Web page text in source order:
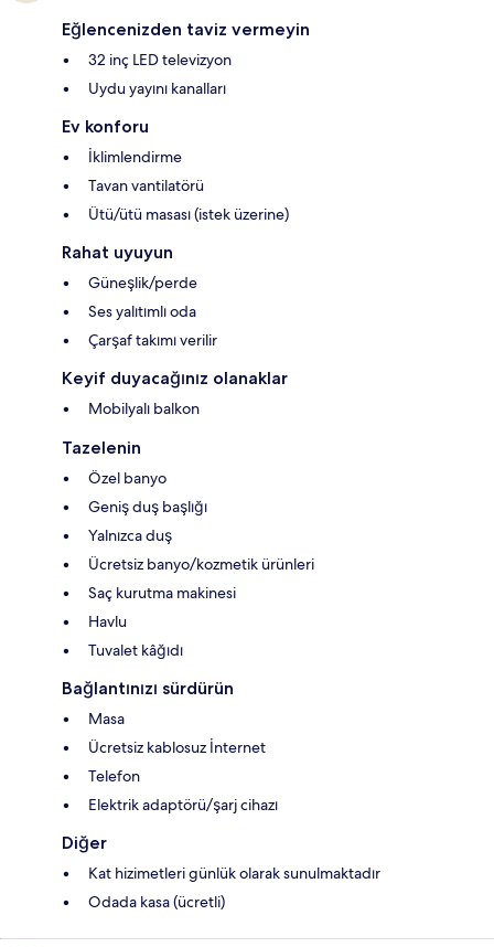
Eğlencenizden taviz vermeyin
32 inç LED televizyon
Uydu yayını kanalları
Ev konforu
İklimlendirme
Tavan vantilatörü
Ütü/ütü masası (istek üzerine)
Rahat uyuyun
Güneşlik/perde
Ses yalıtımlı oda
Çarşaf takımı verilir
Keyif duyacağınız olanaklar
Mobilyalı balkon
Tazelenin
Özel banyo
Geniş duş başlığı
Yalnızca duş
Ücretsiz banyo/kozmetik ürünleri
Saç kurutma makinesi
Havlu
Tuvalet kâğıdı
Bağlantınızı sürdürün
Masa
Ücretsiz kablosuz İnternet
Telefon
Elektrik adaptörü/şarj cihazı
Diğer
Kat hizimetleri günlük olarak sunulmaktadır
Odada kasa (ücretli)